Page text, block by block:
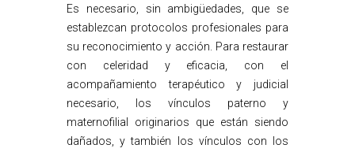
Es necesario, sin ambigüedades, que se
establezcan protocolos profesionales para
su reconocimiento y acción. Para restaurar
con celeridad y eficacia, con el
acompañamiento terapéutico y judicial
necesario, los vínculos paterno y
maternofilial originarios que están siendo
dañados, y también los vínculos con los